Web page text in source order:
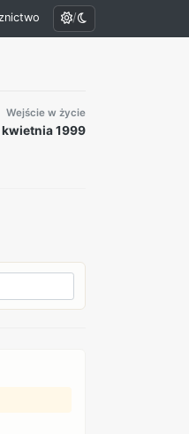
/
Wejście w życie
kwietnia 1999